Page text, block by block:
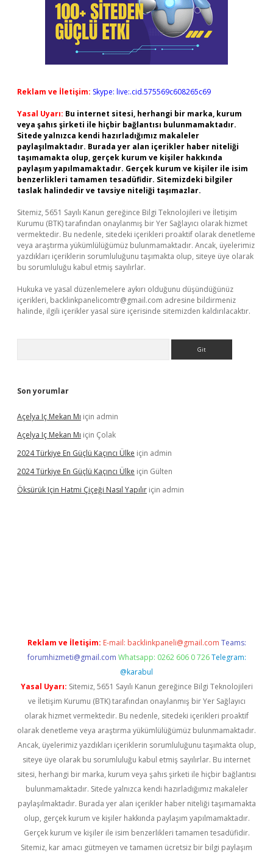
Reklam ve İletişim: Skype: live:.cid.575569c608265c69
Yasal Uyarı: Bu internet sitesi, herhangi bir marka, kurum
veya şahıs şirketi ile hiçbir bağlantısı bulunmamaktadır.
Sitede yalnızca kendi hazırladığımız makaleler
paylaşılmaktadır. Burada yer alan içerikler haber niteliği
taşımamakta olup, gerçek kurum ve kişiler hakkında
paylaşım yapılmamaktadır. Gerçek kurum ve kişiler ile isim
benzerlikleri tamamen tesadüfidir. Sitemizdeki bilgiler
taslak halindedir ve tavsiye niteliği taşımazlar.
Sitemiz, 5651 Sayılı Kanun gereğince Bilgi Teknolojileri ve İletişim
Kurumu (BTK) tarafından onaylanmış bir Yer Sağlayıcı olarak hizmet
vermektedir. Bu nedenle, sitedeki içerikleri proaktif olarak denetleme
veya araştırma yükümlülüğümüz bulunmamaktadır. Ancak, üyelerimiz
yazdıkları içeriklerin sorumluluğunu taşımakta olup, siteye üye olarak
bu sorumluluğu kabul etmiş sayılırlar.
Hukuka ve yasal düzenlemelere aykırı olduğunu düşündüğünüz
içerikleri, backlinkpanelicomtr@gmail.com adresine bildirmeniz
halinde, ilgili içerikler yasal süre içerisinde sitemizden kaldırılacaktır.
Son yorumlar
Açelya Iç Mekan Mı için admin
Açelya Iç Mekan Mı için Çolak
2024 Türkiye En Güçlü Kaçıncı Ülke için admin
2024 Türkiye En Güçlü Kaçıncı Ülke için Gülten
Öksürük Için Hatmi Çiçeği Nasıl Yapılır için admin
Reklam ve İletişim: E-mail: backlinkpaneli@gmail.com Teams:
forumhizmeti@gmail.com Whatsapp: 0262 606 0 726 Telegram:
@karabul
Yasal Uyarı: Sitemiz, 5651 Sayılı Kanun gereğince Bilgi Teknolojileri
ve İletişim Kurumu (BTK) tarafından onaylanmış bir Yer Sağlayıcı
olarak hizmet vermektedir. Bu nedenle, sitedeki içerikleri proaktif
olarak denetleme veya araştırma yükümlülüğümüz bulunmamaktadır.
Ancak, üyelerimiz yazdıkları içeriklerin sorumluluğunu taşımakta olup,
siteye üye olarak bu sorumluluğu kabul etmiş sayılırlar. Bu internet
sitesi, herhangi bir marka, kurum veya şahıs şirketi ile hiçbir bağlantısı
bulunmamaktadır. Sitede yalnızca kendi hazırladığımız makaleler
paylaşılmaktadır. Burada yer alan içerikler haber niteliği taşımamakta
olup, gerçek kurum ve kişiler hakkında paylaşım yapılmamaktadır.
Gerçek kurum ve kişiler ile isim benzerlikleri tamamen tesadüfidir.
Sitemiz, kar amacı gütmeyen ve tamamen ücretsiz bir bilgi paylaşım